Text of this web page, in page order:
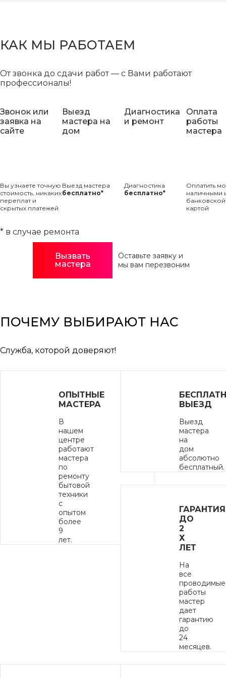
КАК МЫ РАБОТАЕМ
От звонка до сдачи работ — с Вами работают
профессионалы!
Звонок или
заявка на
сайте
Вы узнаете точную
стоимость, никаких
переплат и
скрытых платежей
Выезд
мастера на
дом
Выезд мастера
бесплатно*
Диагностика
и ремонт
Диагностика
бесплатно*
Оплата
работы
мастера
Оплатить
наличными
банковской
картой
* в случае ремонта
Вызвать
мастера
Оставьте заявку и
мы вам перезвоним
ПОЧЕМУ ВЫБИРАЮТ НАС
Служба, которой доверяют!
ОПЫТНЫЕ
МАСТЕРА
В
нашем
центре
работают
мастера
по
ремонту
бытовой
техники
с
опытом
более
9
лет.
ВЫЕЗД
Выезд
мастера
на
дом
абсолютно
бесплатный.
ГАРАНТИЯ
ДО
2
Х
ЛЕТ
На
все
проводимые
работы
мастер
дает
гарантию
до
24
месяцев.